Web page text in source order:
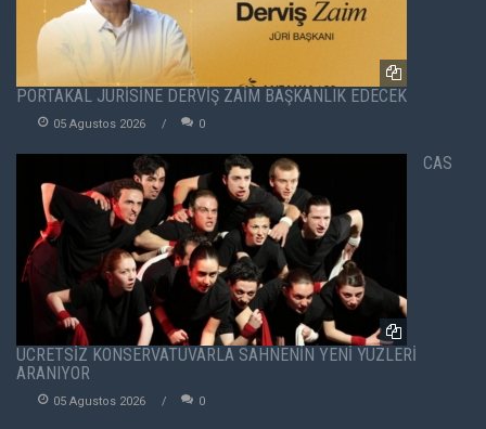
PORTAKAL JÜRİSİNE DERVİŞ ZAİM BAŞKANLIK EDECEK
05 Agustos 2026 0
CAS
ÜCRETSİZ KONSERVATUVARLA SAHNENİN YENİ YÜZLERİ
ARANIYOR
05 Agustos 2026 0